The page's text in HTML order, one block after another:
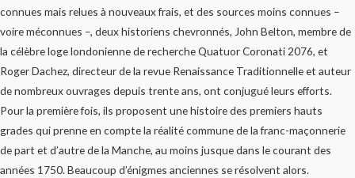
connues mais relues à nouveaux frais, et des sources moins connues –
voire méconnues –, deux historiens chevronnés, John Belton, membre de
la célèbre loge londonienne de recherche Quatuor Coronati 2076, et
Roger Dachez, directeur de la revue Renaissance Traditionnelle et auteur
de nombreux ouvrages depuis trente ans, ont conjugué leurs efforts.
Pour la première fois, ils proposent une histoire des premiers hauts
grades qui prenne en compte la réalité commune de la franc-maçonnerie
de part et d’autre de la Manche, au moins jusque dans le courant des
années 1750. Beaucoup d’énigmes anciennes se résolvent alors.